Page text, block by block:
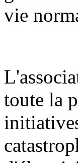
vie
toute la